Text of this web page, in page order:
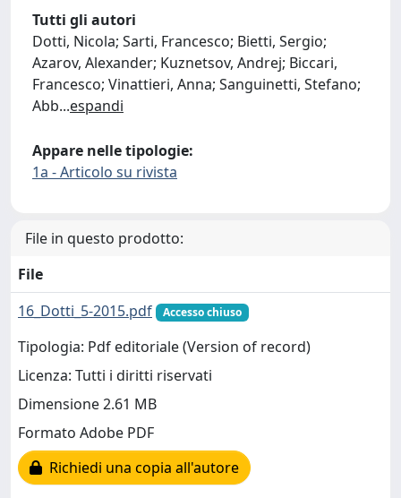
Tutti gli autori
Dotti, Nicola; Sarti, Francesco; Bietti, Sergio;
Azarov, Alexander; Kuznetsov, Andrej; Biccari,
Francesco; Vinattieri, Anna; Sanguinetti, Stefano;
Abb...espandi
Appare nelle tipologie:
1a - Articolo su rivista
File in questo prodotto:
File
16_Dotti_5-2015.pdf
Accesso chiuso
Tipologia: Pdf editoriale (Version of record)
Licenza: Tutti i diritti riservati
Dimensione 2.61 MB
Formato Adobe PDF
Richiedi una copia all'autore